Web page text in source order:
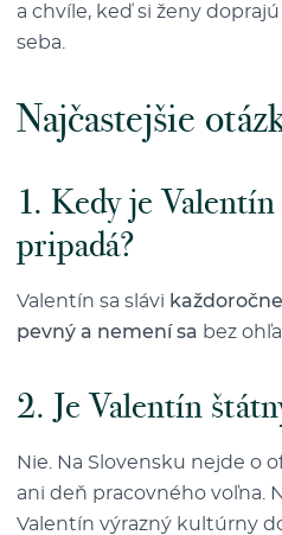
a chvíle, keď si ženy
seba.
Najčastejšie
1. Kedy je
pripadá?
Valentín sa slávi
pevný a nemení sa bez
2. Je Valentín
Nie. Na Slovensku nejde o
ani deň pracovného voľna.
Valentín výrazný kultúrny